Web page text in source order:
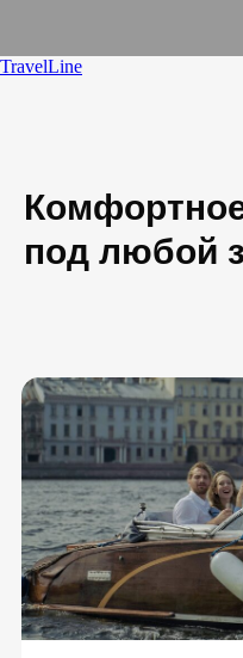
TravelLine
под любой